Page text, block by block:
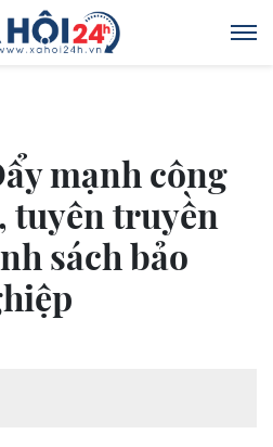
mạnh công
tuyên truyền
sách bảo